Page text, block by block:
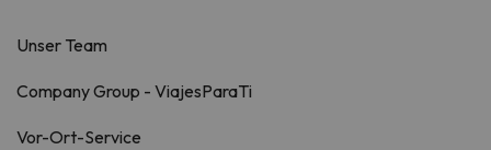
Unser Team
Company Group - ViajesParaTi
Vor-Ort-Service